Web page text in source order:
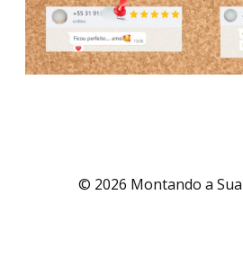
© 2026 Montando a Sua